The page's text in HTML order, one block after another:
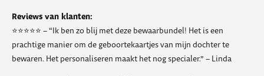
Reviews van klanten:
⭐️⭐️⭐️⭐️⭐️ – “Ik ben zo blij met deze bewaarbundel! Het is een
prachtige manier om de geboortekaartjes van mijn dochter te
bewaren. Het personaliseren maakt het nog specialer.” – Linda